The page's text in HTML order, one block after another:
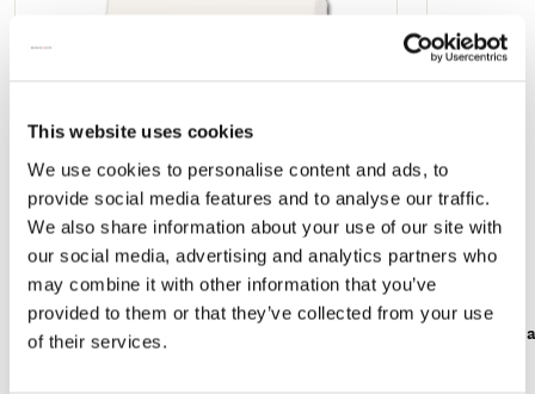
This website uses cookies
We use cookies to personalise content and ads, to
provide social media features and to analyse our traffic.
We also share information about your use of our site with
our social media, advertising and analytics partners who
may combine it with other information that you’ve
provided to them or that they’ve collected from your use
of their services.
hinzufügen
Notizblock: Helleborus in bruine kom, Ingrid